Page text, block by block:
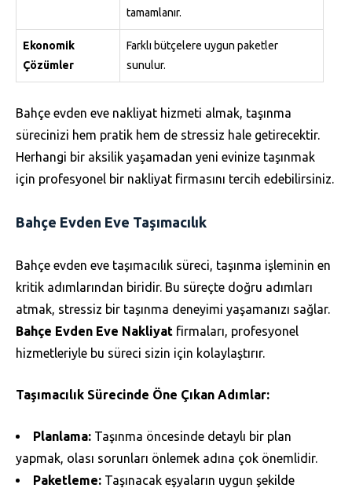
tamamlanır.
Ekonomik
Çözümler
Farklı bütçelere uygun paketler
sunulur.
Bahçe evden eve nakliyat hizmeti almak, taşınma
sürecinizi hem pratik hem de stressiz hale getirecektir.
Herhangi bir aksilik yaşamadan yeni evinize taşınmak
için profesyonel bir nakliyat firmasını tercih edebilirsiniz.
Bahçe Evden Eve Taşımacılık
Bahçe evden eve taşımacılık süreci, taşınma işleminin en
kritik adımlarından biridir. Bu süreçte doğru adımları
atmak, stressiz bir taşınma deneyimi yaşamanızı sağlar.
Bahçe Evden Eve Nakliyat firmaları, profesyonel
hizmetleriyle bu süreci sizin için kolaylaştırır.
Taşımacılık Sürecinde Öne Çıkan Adımlar:
Planlama: Taşınma öncesinde detaylı bir plan
yapmak, olası sorunları önlemek adına çok önemlidir.
Paketleme: Taşınacak eşyaların uygun şekilde